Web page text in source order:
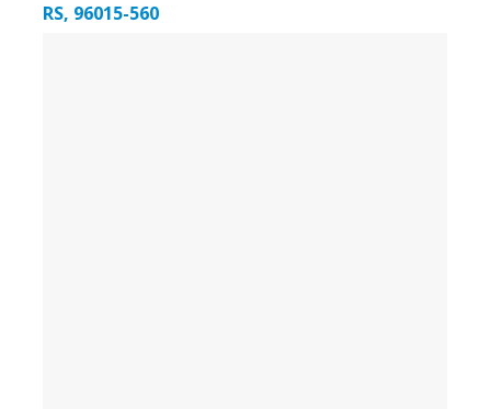
RS, 96015-560